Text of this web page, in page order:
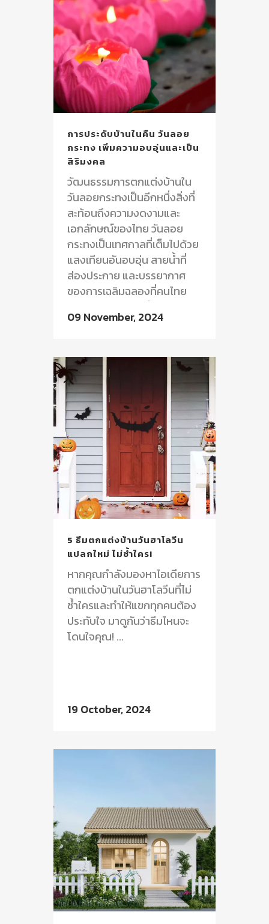
การประดับบ้านในคืน วันลอย
กระทง เพิ่มความอบอุ่นและเป็น
สิริมงคล
วัฒนธรรมการตกแต่งบ้านใน
วันลอยกระทงเป็นอีกหนึ่งสิ่งที่
สะท้อนถึงความงดงามและ
เอกลักษณ์ของไทย วันลอย
กระทงเป็นเทศกาลที่เต็มไปด้วย
แสงเทียนอันอบอุ่น สายน้ำที่
ส่องประกาย และบรรยากาศ
ของการเฉลิมฉลองที่คนไทย
พระแม่คงคา การตกแต่งบ้าน
ได้รับความสำคัญอย่างยิ่ง...
09 November, 2024
5 ธีมตกแต่งบ้านวันฮาโลวีน
แปลกใหม่ ไม่ซ้ำใคร!
หากคุณกำลังมองหาไอเดียการ
ตกแต่งบ้านในวันฮาโลวีนที่ไม่
ซ้ำใครและทำให้แขกทุกคนต้อง
ประทับใจ มาดูกันว่าธีมไหนจะ
โดนใจคุณ! ...
19 October, 2024